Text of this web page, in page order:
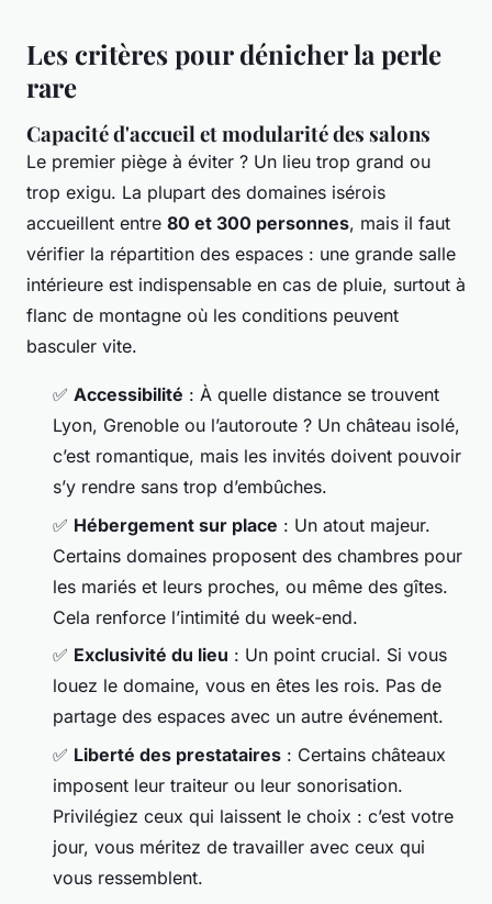
Les critères pour dénicher la perle
rare
Capacité d'accueil et modularité des salons
Le premier piège à éviter ? Un lieu trop grand ou
trop exigu. La plupart des domaines isérois
accueillent entre 80 et 300 personnes, mais il faut
vérifier la répartition des espaces : une grande salle
intérieure est indispensable en cas de pluie, surtout à
flanc de montagne où les conditions peuvent
basculer vite.
✅ Accessibilité : À quelle distance se trouvent
Lyon, Grenoble ou l’autoroute ? Un château isolé,
c’est romantique, mais les invités doivent pouvoir
s’y rendre sans trop d’embûches.
✅ Hébergement sur place : Un atout majeur.
Certains domaines proposent des chambres pour
les mariés et leurs proches, ou même des gîtes.
Cela renforce l’intimité du week-end.
✅ Exclusivité du lieu : Un point crucial. Si vous
louez le domaine, vous en êtes les rois. Pas de
partage des espaces avec un autre événement.
✅ Liberté des prestataires : Certains châteaux
imposent leur traiteur ou leur sonorisation.
Privilégiez ceux qui laissent le choix : c’est votre
jour, vous méritez de travailler avec ceux qui
vous ressemblent.